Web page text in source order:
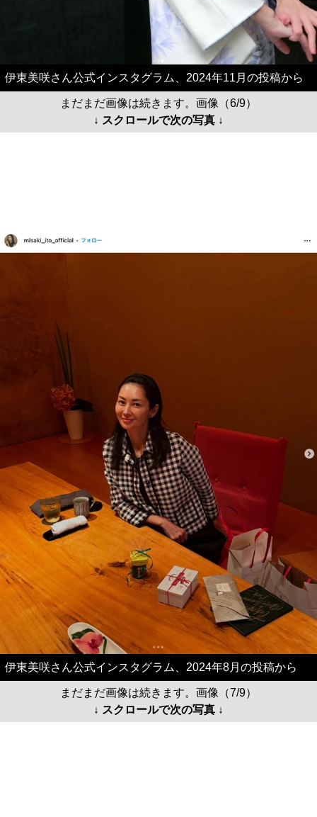
伊東美咲さん公式インスタグラム、2024年11月の投稿から
まだまだ画像は続きます。画像（6/9）
↓ スクロールで次の写真 ↓
伊東美咲さん公式インスタグラム、2024年8月の投稿から
まだまだ画像は続きます。画像（7/9）
↓ スクロールで次の写真 ↓